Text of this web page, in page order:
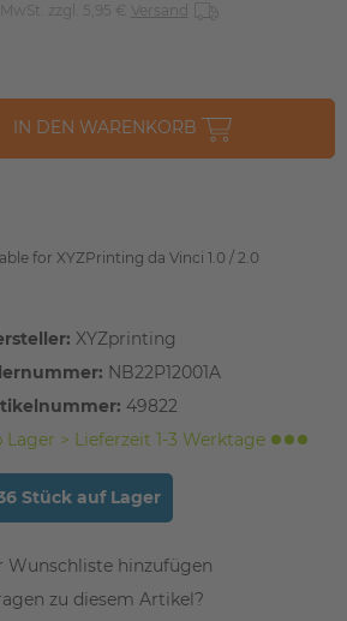
for XYZPrinting da Vinci 1.0 / 2.0
XYZprinting
NB22P12001A
49822
Lager > Lieferzeit 1-3 Werktage
Stück auf Lager
zu diesem Artikel?
MwSt. zzgl. 5,95 € Versand
IN DEN WARENKORB